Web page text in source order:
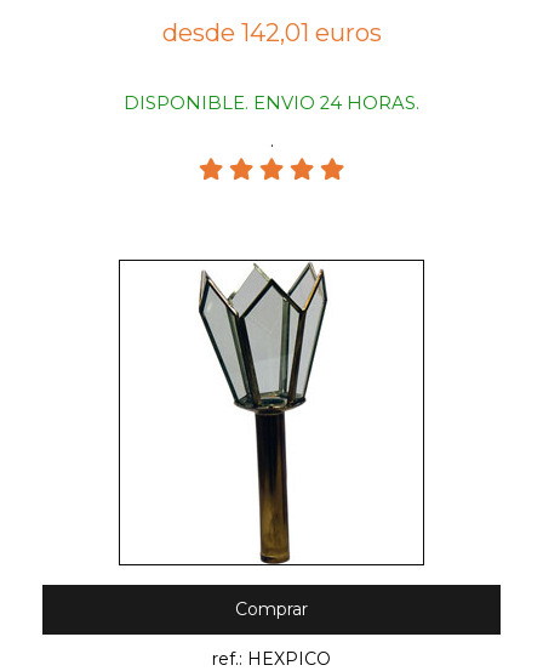
desde 142,01 euros
DISPONIBLE. ENVIO 24 HORAS.
.
Comprar
ref.: HEXPICO